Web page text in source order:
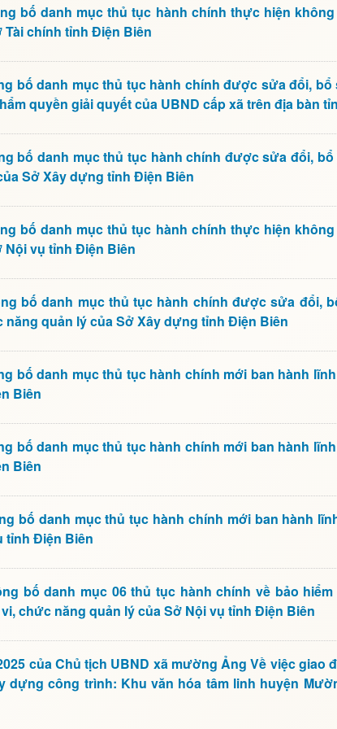
bố danh mục thủ tục hành chính thực hiện
chính tỉnh Điện Biên
bố danh mục thủ tục hành chính được sửa đổi,
quyền giải quyết của UBND cấp xã trên địa bàn
bố danh mục thủ tục hành chính được sửa đổi,
Sở Xây dựng tỉnh Điện Biên
bố danh mục thủ tục hành chính thực hiện
vụ tỉnh Điện Biên
bố danh mục thủ tục hành chính được sửa đổi,
quản lý của Sở Xây dựng tỉnh Điện Biên
bố danh mục thủ tục hành chính mới ban hành
Biên
bố danh mục thủ tục hành chính mới ban hành
Biên
bố danh mục thủ tục hành chính mới ban hành
tỉnh Điện Biên
bố danh mục 06 thủ tục hành chính về bảo
chức năng quản lý của Sở Nội vụ tỉnh Điện Biên
của Chủ tịch UBND xã mường Ảng Về việc giao
dựng công trình: Khu văn hóa tâm linh huyện